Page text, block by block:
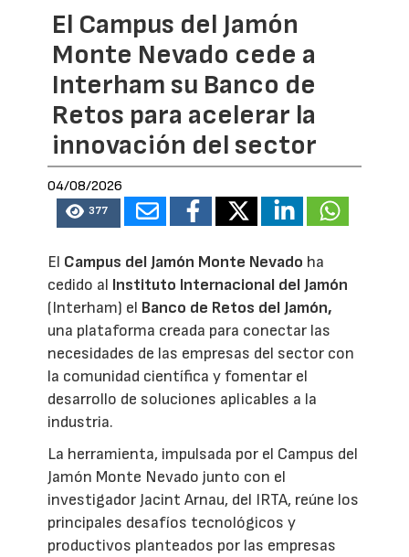
El Campus del Jamón
Monte Nevado cede a
Interham su Banco de
Retos para acelerar la
innovación del sector
04/08/2026
377
El Campus del Jamón Monte Nevado ha
cedido al Instituto Internacional del Jamón
(Interham) el Banco de Retos del Jamón,
una plataforma creada para conectar las
necesidades de las empresas del sector con
la comunidad científica y fomentar el
desarrollo de soluciones aplicables a la
industria.
La herramienta, impulsada por el Campus del
Jamón Monte Nevado junto con el
investigador Jacint Arnau, del IRTA, reúne los
principales desafíos tecnológicos y
productivos planteados por las empresas